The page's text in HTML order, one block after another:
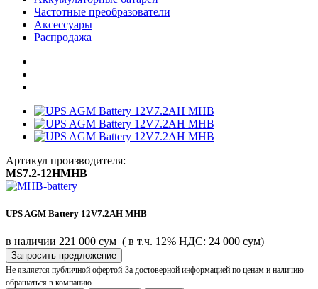
Частотные преобразователи
Аксессуары
Распродажа
Артикул производителя:
MS7.2-12HMHB
UPS AGM Battery 12V7.2AH MHB
в наличии 221 000 сум ( в т.ч. 12% НДС: 24 000 сум)
Запросить предложение
Не является публичной офертой За достоверной информацией по ценам и наличию
обращаться в компанию.